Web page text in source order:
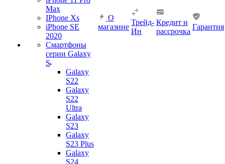
Max
IPhone Xs
iPhone SE
2020
Смартфоны
серии Galaxy
S
Galaxy
S22
Galaxy
S22
Ultra
Galaxy
S23
Galaxy
S23 Plus
Galaxy
S24
О
магазине
Трейд-
Ин
Кредит и
рассрочка
Гарантия